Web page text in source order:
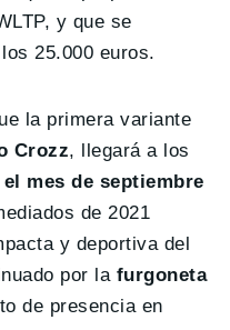
y que se
25.000 euros.
la primera variante
Crozz, llegará a los
el mes de septiembre
de 2021
y deportiva del
por lafurgoneta
de presencia en